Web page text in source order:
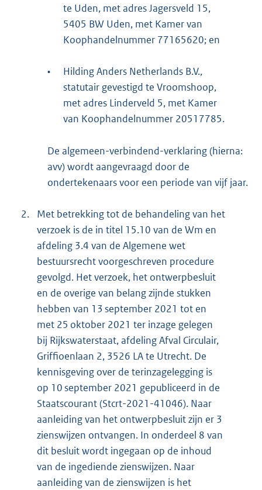
te Uden, met adres Jagersveld 15,
5405 BW Uden, met Kamer van
Koophandelnummer 77165620; en
•
Hilding Anders Netherlands B.V.,
statutair gevestigd te Vroomshoop,
met adres Linderveld 5, met Kamer
van Koophandelnummer 20517785.
De algemeen-verbindend-verklaring (hierna:
avv) wordt aangevraagd door de
ondertekenaars voor een periode van vijf jaar.
2.
Met betrekking tot de behandeling van het
verzoek is de in titel 15.10 van de Wm en
afdeling 3.4 van de Algemene wet
bestuursrecht voorgeschreven procedure
gevolgd. Het verzoek, het ontwerpbesluit
en de overige van belang zijnde stukken
hebben van 13 september 2021 tot en
met 25 oktober 2021 ter inzage gelegen
bij Rijkswaterstaat, afdeling Afval Circulair,
Griffioenlaan 2, 3526 LA te Utrecht. De
kennisgeving over de terinzagelegging is
op 10 september 2021 gepubliceerd in de
Staatscourant (Stcrt-2021-41046). Naar
aanleiding van het ontwerpbesluit zijn er 3
zienswijzen ontvangen. In onderdeel 8 van
dit besluit wordt ingegaan op de inhoud
van de ingediende zienswijzen. Naar
aanleiding van de zienswijzen is het